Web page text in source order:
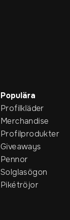
Populära
Profilkläder
Merchandise
Profilprodukter
Giveaways
Pennor
Solglasögon
Pikétröjor